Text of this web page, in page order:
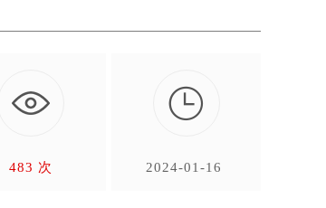
483 次

2024-01-16